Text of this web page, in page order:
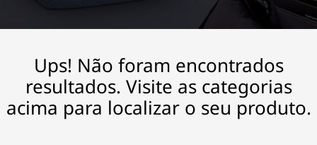
Ups! Não foram encontrados
resultados. Visite as categorias
acima para localizar o seu produto.